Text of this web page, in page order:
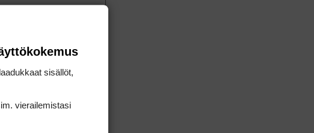
sisällöt,
vierailemis­tasi